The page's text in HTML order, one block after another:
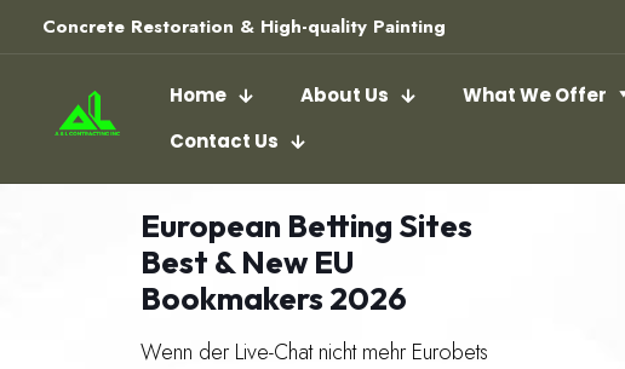
Concrete Restoration & High-quality Painting
Home About Us What We Offer
Contact Us
European Betting Sites
Best & New EU
Bookmakers 2026
Wenn der Live-Chat nicht mehr Eurobets